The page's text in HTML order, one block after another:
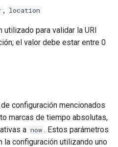
, location
utilizado para validar la URI
el valor debe estar entre 0
configuración mencionados
marcas de tiempo absolutas,
a now . Estos parámetros
configuración utilizando uno